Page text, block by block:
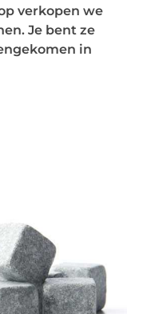
verkopen we
Je bent ze
in